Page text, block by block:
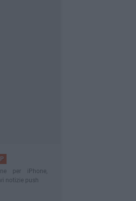
per iPhone,
notizie push